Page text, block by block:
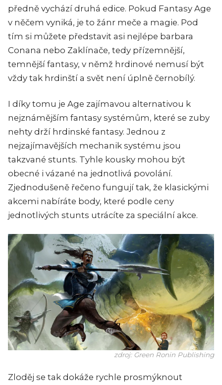
předně vychází druhá edice. Pokud Fantasy Age
v něčem vyniká, je to žánr meče a magie. Pod
tím si můžete představit asi nejlépe barbara
Conana nebo Zaklínače, tedy přízemnější,
temnější fantasy, v němž hrdinové nemusí být
vždy tak hrdinští a svět není úplně černobílý.
I díky tomu je Age zajímavou alternativou k
nejznámějším fantasy systémům, které se zuby
nehty drží hrdinské fantasy. Jednou z
nejzajímavějších mechanik systému jsou
takzvané stunts. Tyhle kousky mohou být
obecné i vázané na jednotlivá povolání.
Zjednodušeně řečeno fungují tak, že klasickými
akcemi nabíráte body, které podle ceny
jednotlivých stunts utrácíte za speciální akce.
zdroj: Green Ronin Publishing
Zloděj se tak dokáže rychle prosmýknout